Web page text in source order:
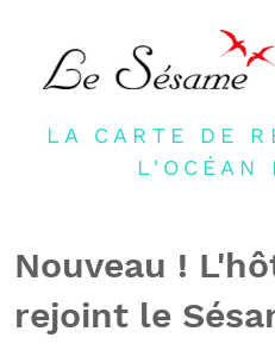
ACCUEIL
BLOG
NEWSLETTER
LA CARTE DE
L'OCÉAN
Nouveau !
rejoint le